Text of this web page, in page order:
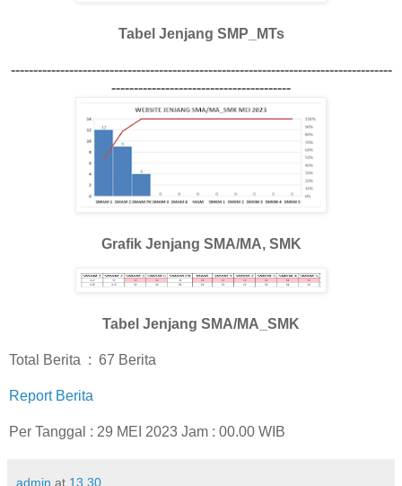
Tabel Jenjang SMP_MTs
-------------------------------------------------------------------------------------
----------------------------------------
Grafik Jenjang SMA/MA, SMK
Tabel Jenjang SMA/MA_SMK
Total Berita : 67 Berita
Report Berita
Per Tanggal : 29 MEI 2023 Jam : 00.00 WIB
admin at 13.30